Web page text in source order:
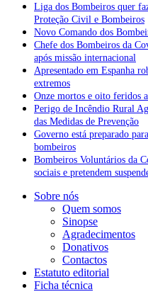
Liga dos Bombeiros quer
Proteção Civil e Bombeiros
Novo Comando dos
Chefe dos Bombeiros da
após missão internacional
Apresentado em Espanha
extremos
Onze mortos e oito feridos
Perigo de Incêndio Rural
das Medidas de Prevenção
Governo está preparado
bombeiros
Bombeiros Voluntários da
sociais e pretendem
Sobre nós
Quem somos
Sinopse
Agradecimentos
Donativos
Contactos
Estatuto editorial
Ficha técnica